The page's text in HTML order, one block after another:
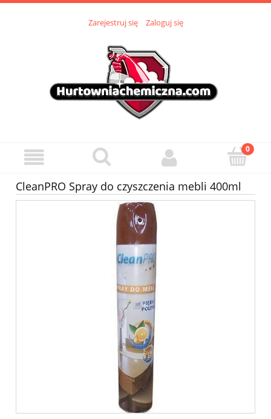
Zarejestruj się Zaloguj się
CleanPRO Spray do czyszczenia mebli 400ml